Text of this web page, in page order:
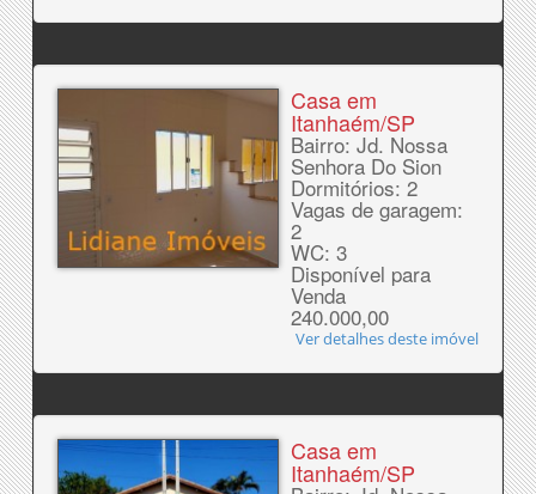
Casa em
Itanhaém/SP
Bairro: Jd. Nossa
Senhora Do Sion
Dormitórios: 2
Vagas de garagem:
2
WC: 3
Disponível para
Venda
240.000,00
Ver detalhes deste imóvel
Casa em
Itanhaém/SP